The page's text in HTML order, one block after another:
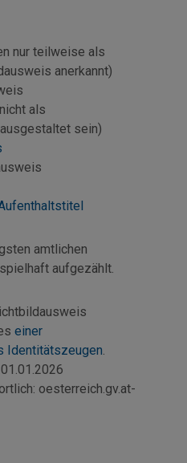
nur teilweise als
anerkannt)
als
sein)
amtlichen
aufgezählt.
einer
Identitätszeugen.
01.01.2026
oesterreich.gv.at-